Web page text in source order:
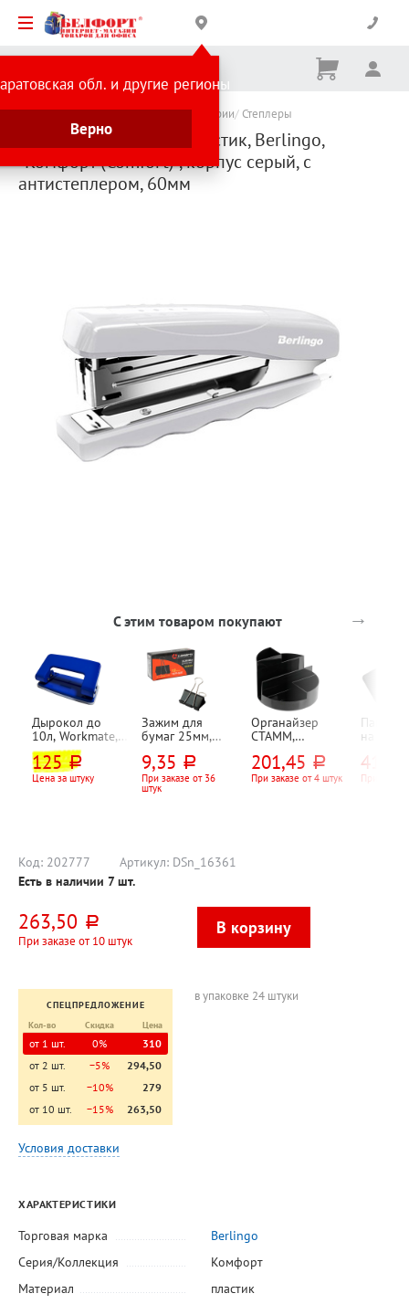
обл. и другие регионы
Верно
Корзина
Ничего
Каталог товаров Товары для бухгалтерии Степлеры
Степлер N10 до 16л, пластик, Berlingo,
"Комфорт (Comfort)", корпус серый, с
антистеплером, 60мм
С этим товаром покупают →
Дырокол до
10л, Workmate,
металл, синий, 2
отверстия
125 руб.
Цена за штуку
Зажим для
бумаг 25мм,
черный
9,35 руб.
При заказе от 36
штук
Органайзер
СТАММ,
пластик, черный,
13см*13см*9см,
201,45 руб.
При заказе от 4 штук
Папка
на
ширина
При
Код: 202777 Артикул: DSn_16361
Есть в наличии 7шт.
263,50 руб.
При заказе от 10 штук
СПЕЦПРЕДЛОЖЕНИЕ
Кол-во
Скидка Цена
от 1 шт. 0%
310
от 2 шт.
−5%
294,50
от 5 шт.
−10%
279
от 10 шт.
−15% 263,50
в упаковке 24 штуки
Условия доставки
ХАРАКТЕРИСТИКИ
Торговая марка
Berlingo
Серия/Коллекция
Комфорт
Материал
пластик